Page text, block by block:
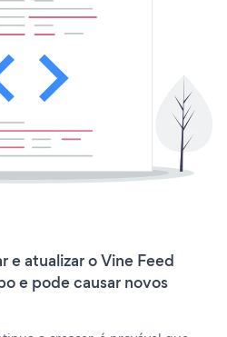
e atualizar o Vine Feed
e pode causar novos